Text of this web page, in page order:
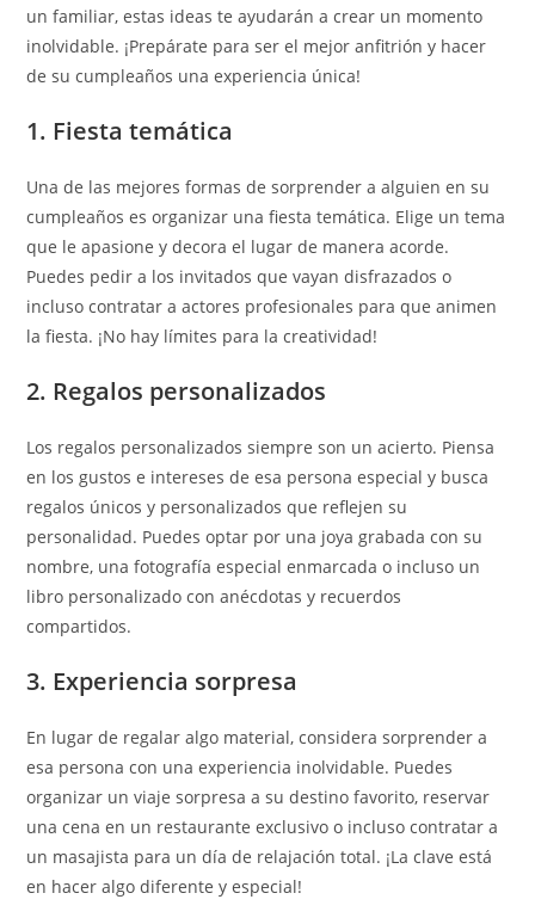
un familiar, estas ideas te ayudarán a crear un momento
inolvidable. ¡Prepárate para ser el mejor anfitrión y hacer
de su cumpleaños una experiencia única!
1. Fiesta temática
Una de las mejores formas de sorprender a alguien en su
cumpleaños es organizar una fiesta temática. Elige un tema
que le apasione y decora el lugar de manera acorde.
Puedes pedir a los invitados que vayan disfrazados o
incluso contratar a actores profesionales para que animen
la fiesta. ¡No hay límites para la creatividad!
2. Regalos personalizados
Los regalos personalizados siempre son un acierto. Piensa
en los gustos e intereses de esa persona especial y busca
regalos únicos y personalizados que reflejen su
personalidad. Puedes optar por una joya grabada con su
nombre, una fotografía especial enmarcada o incluso un
libro personalizado con anécdotas y recuerdos
compartidos.
3. Experiencia sorpresa
En lugar de regalar algo material, considera sorprender a
esa persona con una experiencia inolvidable. Puedes
organizar un viaje sorpresa a su destino favorito, reservar
una cena en un restaurante exclusivo o incluso contratar a
un masajista para un día de relajación total. ¡La clave está
en hacer algo diferente y especial!